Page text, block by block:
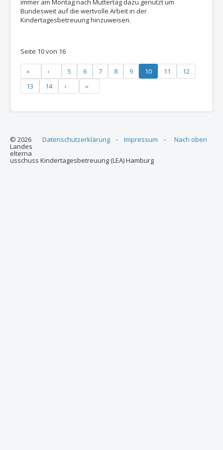
immer am Montag nach Muttertag dazu genutzt um
Bundesweit auf die wertvolle Arbeit in der
Kindertagesbetreuung hinzuweisen.
Seite 10 von 16
5 6 7 8 9 10 11
12
13
14
Nach oben
Datenschutzerklärung - Impressum -
© 2026
Landes
elterna
usschuss Kindertagesbetreuung (LEA) Hamburg